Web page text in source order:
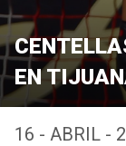
EN
16 - ABRIL -